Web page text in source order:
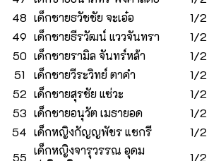
48 เด็กชายธวัชชัย จะเอ๋อ 1/2
49 เด็กชายธีรวัฒน์ แววจันทรา 1/2
50 เด็กชายรามิล จันทร์หล้า 1/2
51
เด็กชายวีระวิทย์ ตาคำ 1/2
52 เด็กชายสุรชัย แซ่วะ 1/2
53 เด็กชายอนุวัต เมธายอด 1/2
54 เด็กหญิงกัญญพัชร แชกรี 1/2
55 เด็กหญิงจารุวรรณ อุดม
1/2